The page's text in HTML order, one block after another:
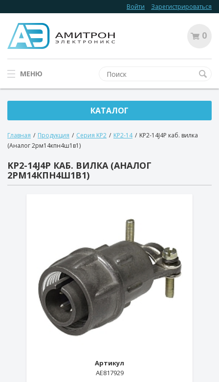
Войти Зарегистрироваться
0
МЕНЮ
КАТАЛОГ
Главная / Продукция / Серия KP2 / KP2-14 / KP2-14J4P каб. вилка
(Аналог 2рм14кпн4ш1в1)
KP2-14J4P КАБ. ВИЛКА (АНАЛОГ
2РМ14КПН4Ш1В1)
Артикул
AE817929